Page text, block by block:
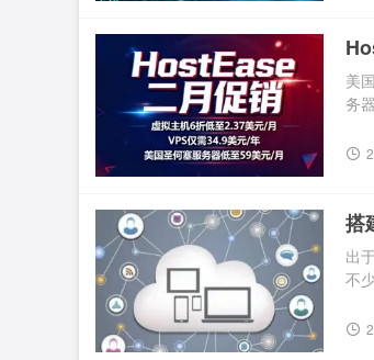
美
务
起
搭
出
不
国